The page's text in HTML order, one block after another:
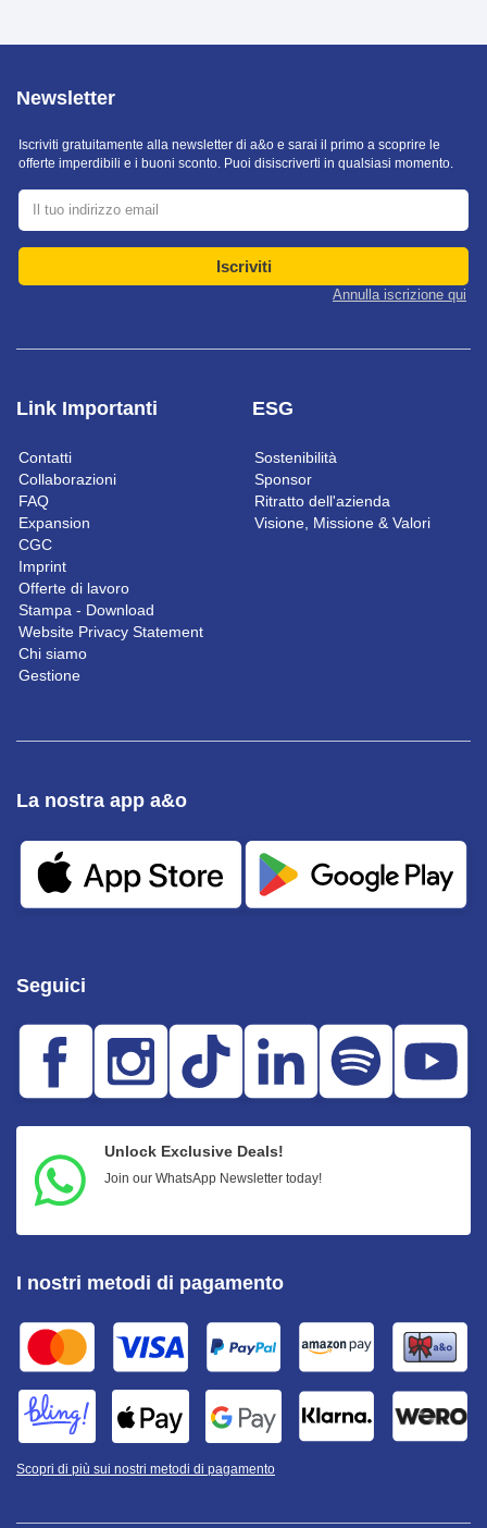
Link Importanti
Contatti
Collaborazioni
FAQ
Expansion
CGC
Imprint
Offerte di lavoro
Stampa - Download
Website Privacy Statement
Chi siamo
Gestione
ESG
Sostenibilità
Sponsor
Ritratto dell'azienda
Visione, Missione & Valori
Newsletter
Iscriviti gratuitamente alla newsletter di a&o e sarai il primo a scoprire le
offerte imperdibili e i buoni sconto. Puoi disiscriverti in qualsiasi momento.
Iscriviti
Annulla iscrizione qui
Seguici
Unlock Exclusive Deals!
Join our WhatsApp Newsletter today!
La nostra app a&o
I nostri metodi di pagamento
Scopri di più sui nostri metodi di pagamento